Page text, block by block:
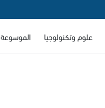
علوم وتكنولوجيا الموسوعة